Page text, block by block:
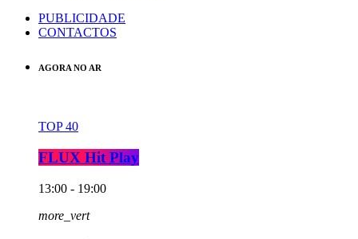
PUBLICIDADE
CONTACTOS
AGORA NO AR
TOP 40
FLUX Hit Play
13:00 - 19:00
more_vert